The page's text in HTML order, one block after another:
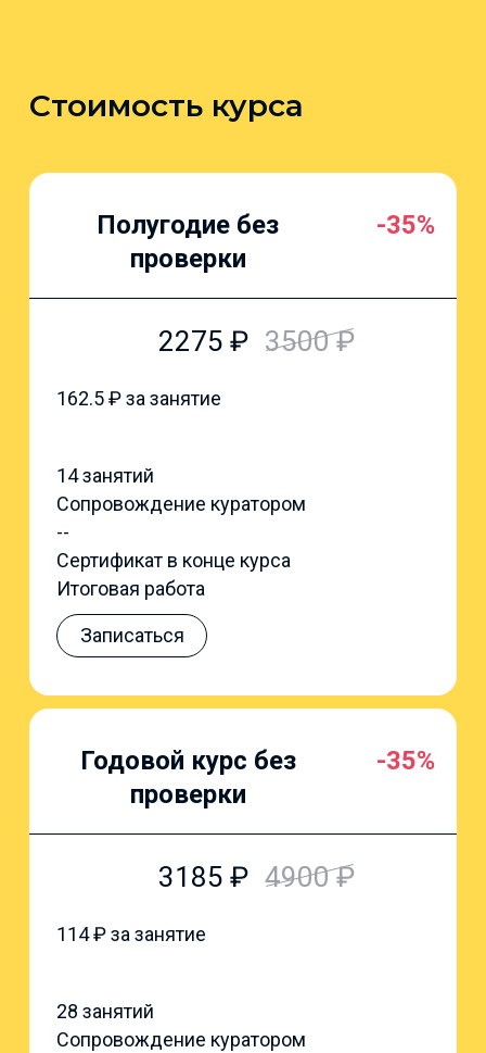
Cтоимость курса
Полугодие без
проверки
-35%
2275 ₽ 3500₽
162.5₽ за занятие
14 занятий
Сопровождение куратором
--
Сертификат в конце курса
Итоговая работа
Записаться
Годовой курс без
проверки
-35%
3185 ₽ 4900₽
114₽ за занятие
28 занятий
Сопровождение куратором